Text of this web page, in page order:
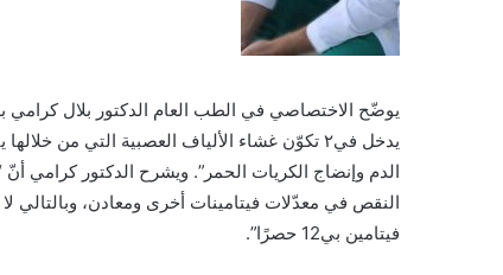
النقص في معدّلات فيتامينات أخرى ومعادن،
فيتامين بي12 حصرًا”.